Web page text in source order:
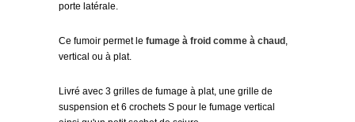
porte latérale.
Ce fumoir permet le fumage à froid comme à chaud ,
vertical ou à plat.
Livré avec 3 grilles de fumage à plat, une grille de
suspension et 6 crochets S pour le fumage vertical